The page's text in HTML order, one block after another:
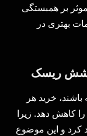
موثر بر همبستگی
بهتری در
ریسک
خرید هر
کاهش دهد. زیرا
کرد و این موضوع